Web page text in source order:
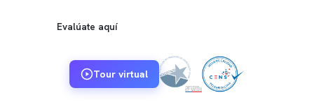
Evalúate aquí
Tour virtual